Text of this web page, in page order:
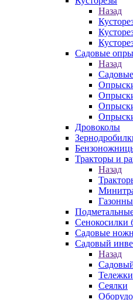
Назад
Садовые
Назад
Дровоколы
Тракторы и
Назад
Сенокосилки
Садовые
Садовый
Назад
Тележки
Сеялки